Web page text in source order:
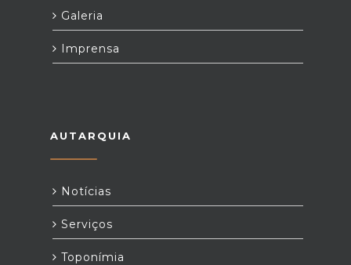
Galeria
Imprensa
AUTARQUIA
Notícias
Serviços
Toponímia